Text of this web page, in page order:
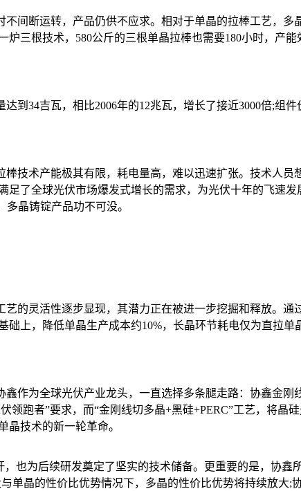
断运转，产品仍供不应求。相对于单晶的拉棒工艺，多
三根技术，580公斤的三根单晶拉棒也需要180小时，产
34吉瓦，相比2006年的12兆瓦，增长了接近3000倍;组件
术产能极其有限，耗电量高，难以迅速扩张。技术人员
了全球光伏市场爆发式增长的需求，为光伏十年的飞速
晶铸锭产品功不可没。
灵活性逐步显现，其潜力正在被进一步挖掘和释放。通
上，降低单晶生产成本约10%，长晶环节耗电仅为直拉
为全球光伏产业龙头，一直选择多条腿走路：协鑫金刚
领跑者”要求，而“金刚线切多晶+黑硅+PERC”工艺，将晶
晶技术的新一轮革命。
为后续研发奠定了坚实的技术储备。更重要的是，协鑫
单晶的性价比优势情况下，多晶的性价比优势将持续放大